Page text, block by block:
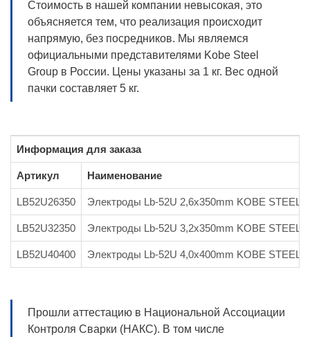
Стоимость в нашей компании невысокая, это
объясняется тем, что реализация происходит
напрямую, без посредников. Мы являемся
официальными представителями Kobe Steel
Group в России. Цены указаны за 1 кг. Вес одной
пачки составляет 5 кг.
Информация для заказа
Артикул Наименование
LB52U26350 Электроды Lb-52U 2,6х350mm KOBE STEEL,
LB52U32350 Электроды Lb-52U 3,2x350mm KOBE STEEL,
LB52U40400 Электроды Lb-52U 4,0x400mm KOBE STEEL,
Прошли аттестацию в Национальной Ассоциации
Контроля Сварки (НАКС). В том числе